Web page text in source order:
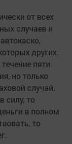
от всех
случаев и
других.
пяти
но только
случай.
силу, то
в полном
то